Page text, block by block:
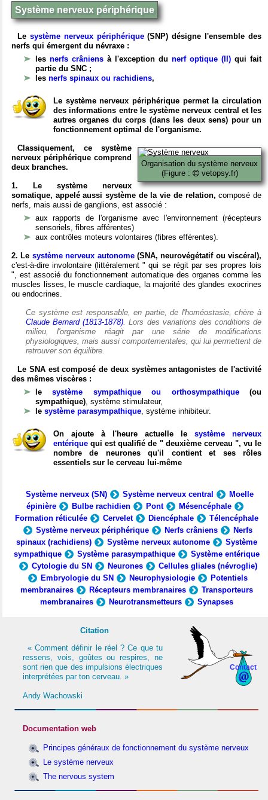
Système nerveux périphérique
Le système nerveux périphérique(SNP) désigne l'ensemble des
nerfs qui émergent du névraxe :
les nerfs crâniens à l'exception du nerf optique (II) qui fait
partie du SNC ;
les nerfs spinaux ou rachidiens,
Le système nerveux périphérique permet la circulation
des informations entre le système nerveux central et les
autres organes du corps (dans les deux sens) pour un
fonctionnement optimal de l'organisme.
Organisation du système nerveux
(Figure :
vetopsy.fr)
Classiquement, ce système
nerveux périphérique comprend
deux branches.
1. Le système nerveux
somatique, appelé aussi système de la vie de relation, composé de
nerfs, mais aussi de ganglions, est associé :
aux rapports de l'organisme avec l'environnement (récepteurs
sensoriels, fibres afférentes)
aux contrôles moteurs volontaires (fibres efférentes).
2. Le système nerveux autonome(SNA, neurovégétatif ou viscéral),
c'est-à-dire involontaire (littéralement " qui se régit par ses propres lois
", est associé du fonctionnement automatique des organes comme les
muscles lisses, le muscle cardiaque, la majorité des glandes exocrines
ou endocrines.
Ce système est responsable, en partie, de l'homéostasie, chère à
Claude Bernard (1813-1878). Lors des variations des conditions de
milieu, l'organisme réagit par une série de modifications
physiologiques, mais aussi comportementales, qui lui permettent de
retrouver son équilibre.
Le SNA est composé de deux systèmes antagonistes de l'activité
des mêmes viscères :
lesystème sympathique ou orthosympathique(ou
sympathique), système stimulateur,
le système parasympathique, système inhibiteur.
On ajoute à l'heure actuelle le système nerveux
entérique qui est qualifié de " deuxième cerveau ", vu le
nombre de neurones qu'il contient et ses rôles
essentiels sur le cerveau lui-même
Système nerveux (SN) Système nerveux central
Moelle
épinière
Bulbe rachidien Pont
Mésencéphale
Formation réticulée
Cervelet Diencéphale
Télencéphale
Système nerveux périphérique
Nerfs crâniens
Nerfs
spinaux (rachidiens)
Système nerveux autonome
Système
sympathique
Système parasympathique
Système entérique
Cytologie du SN
Neurones
Cellules gliales (névroglie)
Embryologie du SN
Neurophysiologie
Potentiels
membranaires
Récepteurs membranaires
Transporteurs
membranaires
Neurotransmetteurs Synapses
Contact
Citation
« Comment définir le réel ? Ce que tu
ressens, vois, goûtes ou respires, ne
sont rien que des impulsions électriques
interprétées par ton cerveau. »
Andy Wachowski
Documentation web
Principes généraux de fonctionnement du système nerveux
Le système nerveux
The nervous system